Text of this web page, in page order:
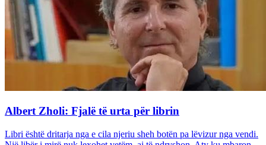
Albert Zholi: Fjalë të urta për librin
Libri është dritarja nga e cila njeriu sheh botën pa lëvizur nga vendi.